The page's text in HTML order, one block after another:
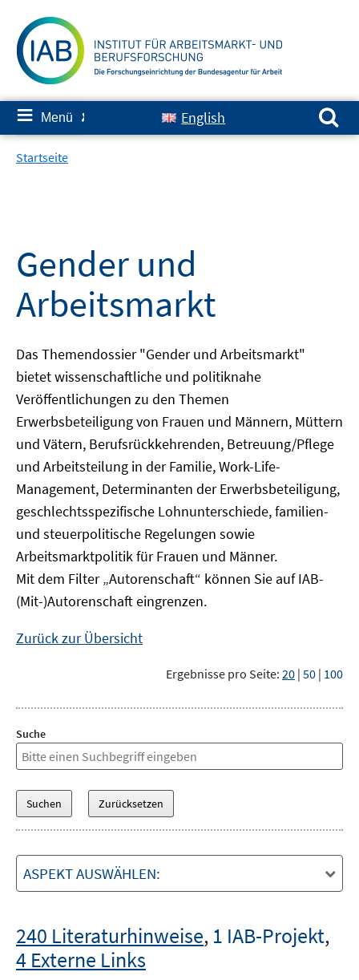
zum
Inhalt
≡ Menü ✘ English
Suchen nach:
Startseite
Gender und
Arbeitsmarkt
Das Themendossier "Gender und Arbeitsmarkt"
bietet wissenschaftliche und politiknahe
Veröffentlichungen zu den Themen
Erwerbsbeteiligung von Frauen und Männern, Müttern
und Vätern, Berufsrückkehrenden, Betreuung/Pflege
und Arbeitsteilung in der Familie, Work-Life-
Management, Determinanten der Erwerbsbeteiligung,
geschlechtsspezifische Lohnunterschiede, familien-
und steuerpolitische Regelungen sowie
Arbeitsmarktpolitik für Frauen und Männer.
Mit dem Filter „Autorenschaft“ können Sie auf IAB-
(Mit-)Autorenschaft eingrenzen.
Zurück zur Übersicht
Ergebnisse pro Seite: 20 | 50 | 100
Suche
ASPEKT AUSWÄHLEN:
240 Literaturhinweise, 1 IAB-Projekt,
4 Externe Links